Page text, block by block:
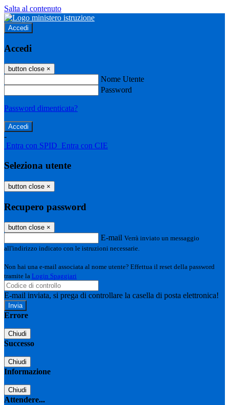
Salta al contenuto
Accedi
Accedi
button close ×
Nome Utente
Password
Password dimenticata?
-
Entra con SPID Entra con CIE
Seleziona utente
button close ×
Recupero password
button close ×
E-mail Verrà inviato un messaggio
all'indirizzo indicato con le istruzioni necessarie.
Non hai una e-mail associata al nome utente? Effettua il reset della password
tramite la Login Spaggiari
E-mail inviata, si prega di controllare la casella di posta elettronica!
Errore
Chiudi
Successo
Chiudi
Informazione
Chiudi
Attendere...